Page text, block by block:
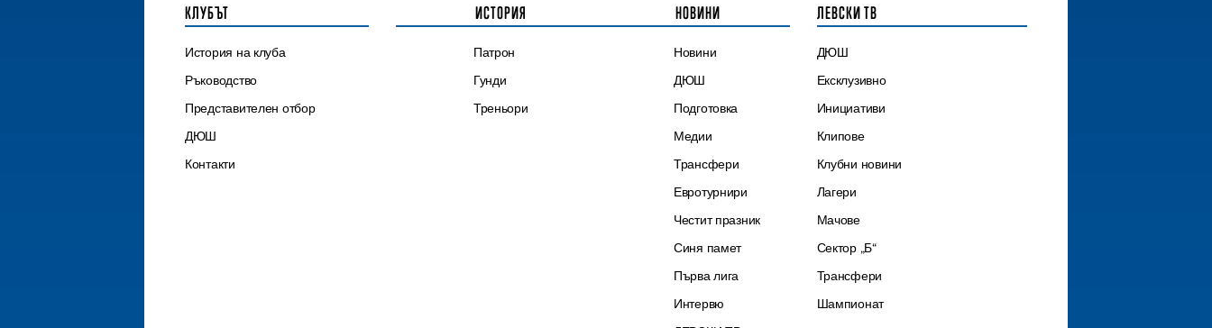
КЛУБЪТ
История на клуба
Ръководство
Представителен отбор
ДЮШ
Контакти
ИСТОРИЯ
Патрон
Гунди
Треньори
НОВИНИ
Новини
ДЮШ
Подготовка
Медии
Трансфери
Евротурнири
Честит празник
Синя памет
Първа лига
Интервю
ЛЕВСКИ ТВ
ДЮШ
Ексклузивно
Инициативи
Клипове
Клубни новини
Лагери
Мачове
Сектор „Б“
Трансфери
Шампионат